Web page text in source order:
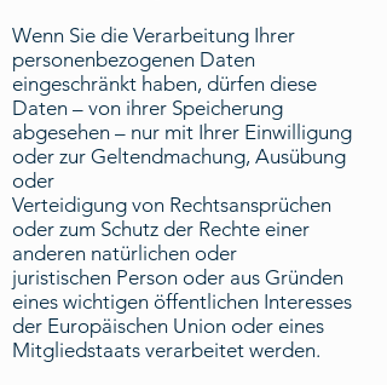
Wenn Sie die Verarbeitung Ihrer
personenbezogenen Daten
eingeschränkt haben, dürfen diese
Daten – von ihrer Speicherung
abgesehen – nur mit Ihrer Einwilligung
oder zur Geltendmachung, Ausübung
oder
Verteidigung von Rechtsansprüchen
oder zum Schutz der Rechte einer
anderen natürlichen oder
juristischen Person oder aus Gründen
eines wichtigen öffentlichen Interesses
der Europäischen Union oder eines
Mitgliedstaats verarbeitet werden.